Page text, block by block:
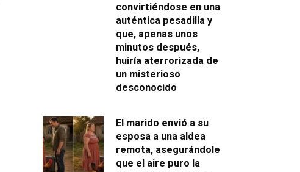
convirtiéndose en una
auténtica pesadilla y
que, apenas unos
minutos después,
huiría aterrorizada de
un misterioso
desconocido
El marido envió a su
esposa a una aldea
remota, asegurándole
que el aire puro la